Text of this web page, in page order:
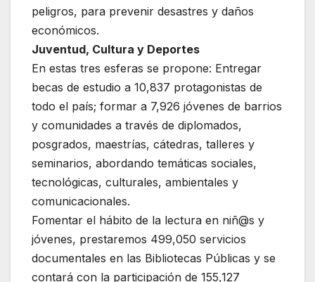
peligros, para prevenir desastres y daños
económicos.
Juventud, Cultura y Deportes
En estas tres esferas se propone: Entregar
becas de estudio a 10,837 protagonistas de
todo el país; formar a 7,926 jóvenes de barrios
y comunidades a través de diplomados,
posgrados, maestrías, cátedras, talleres y
seminarios, abordando temáticas sociales,
tecnológicas, culturales, ambientales y
comunicacionales.
Fomentar el hábito de la lectura en niñ@s y
jóvenes, prestaremos 499,050 servicios
documentales en las Bibliotecas Públicas y se
contará con la participación de 155,127